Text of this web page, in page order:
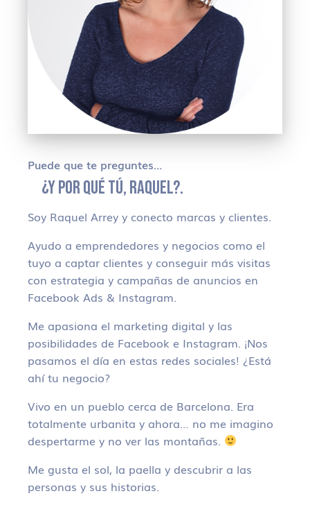
Puede que te preguntes…
¿Y POR QUÉ TÚ, RAQUEL?.
Soy Raquel Arrey y conecto marcas y clientes.
Ayudo a emprendedores y negocios como el
tuyo a captar clientes y conseguir más visitas
con estrategia y campañas de anuncios en
Facebook Ads & Instagram.
Me apasiona el marketing digital y las
posibilidades de Facebook e Instagram. ¡Nos
pasamos el día en estas redes sociales! ¿Está
ahí tu negocio?
Vivo en un pueblo cerca de Barcelona. Era
totalmente urbanita y ahora… no me imagino
despertarme y no ver las montañas.
Me gusta el sol, la paella y descubrir a las
personas y sus historias.